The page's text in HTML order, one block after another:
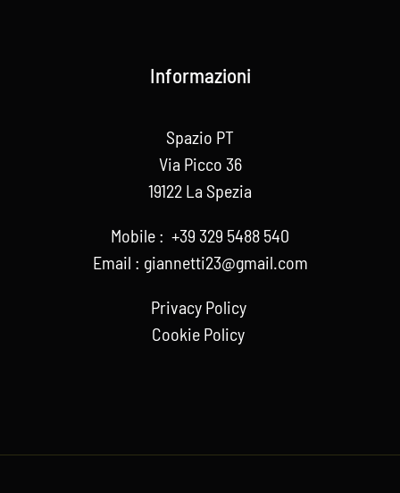
Informazioni
Spazio PT
Via Picco 36
19122 La Spezia
Mobile : +39 329 5488 540
Email : giannetti23@gmail.com
Privacy Policy
Cookie Policy